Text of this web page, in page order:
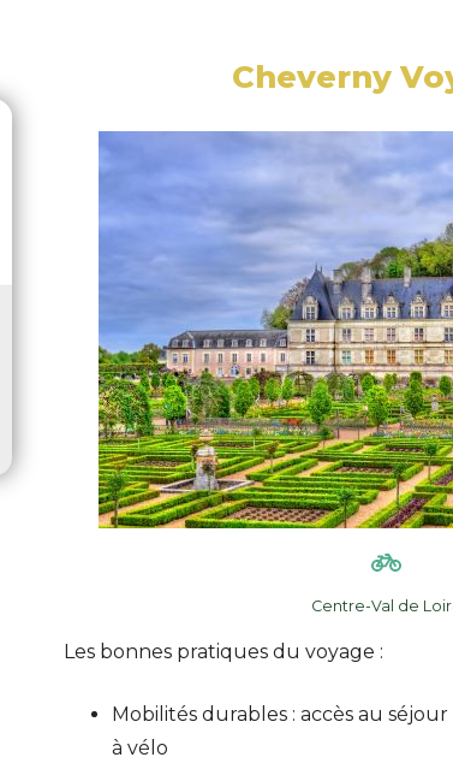
Cheverny
Centre-Val de
Les bonnes pratiques du voyage :
Mobilités durables : accès au
à vélo